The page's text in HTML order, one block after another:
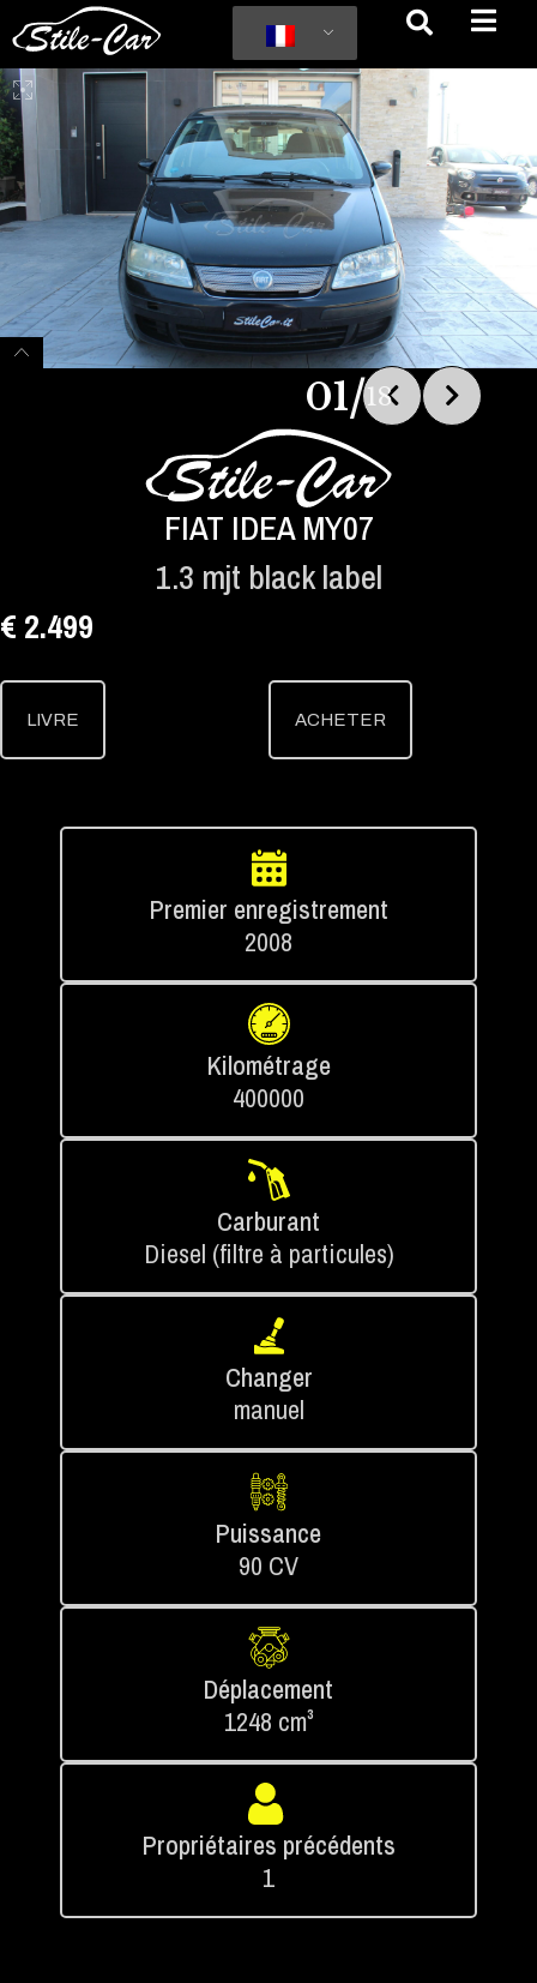
01/18
FIAT IDEA MY07
1.3 mjt black label
€ 2.499
LIVRE ACHETER
Premier enregistrement
2008
Kilométrage
400000
Carburant
Diesel (filtre à particules)
Changer
manuel
Puissance
90 CV
Déplacement
1248 cm³
Propriétaires précédents
1